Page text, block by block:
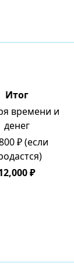
Итог
времени и
денег
₽ (если
₽